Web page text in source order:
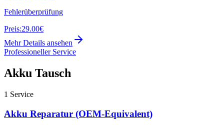
Fehlerüberprüfung
Preis:29.00€
Mehr Details ansehen
Professioneller Service
Akku Tausch
1 Service
Akku Reparatur (OEM-Equivalent)